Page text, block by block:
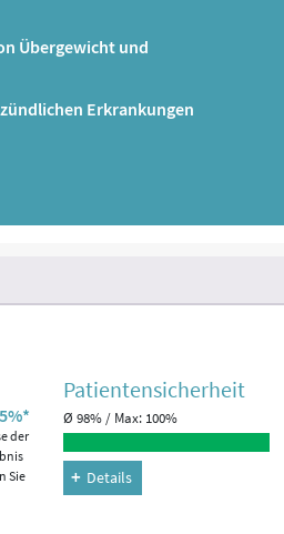
Übergewicht und
Erkrankungen
der
Sie
Patienten­sicherheit
Ø 98% / Max: 100%
Details